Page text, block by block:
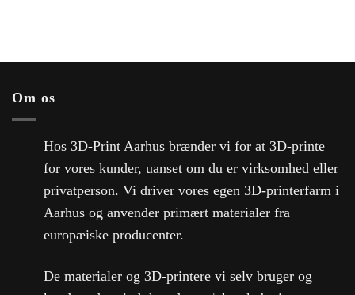
Om os
Hos 3D-Print Aarhus brænder vi for at 3D-printe
for vores kunder, uanset om du er virksomhed eller
privatperson. Vi driver vores egen 3D-printerfarm i
Aarhus og anvender primært materialer fra
europæiske producenter.
De materialer og 3D-printere vi selv bruger og